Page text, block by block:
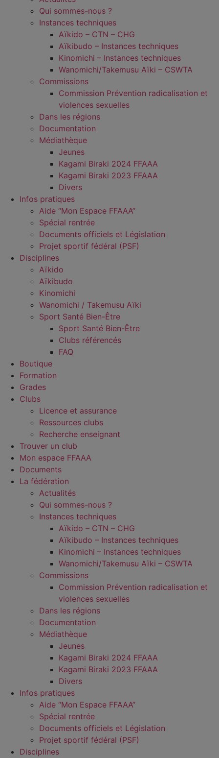
Qui sommes-nous ?
Instances techniques
Aïkido – CTN – CHG
Aïkibudo – Instances techniques
Kinomichi – Instances techniques
Wanomichi/Takemusu Aïki – CSWTA
Commissions
Commission Prévention radicalisation et
violences sexuelles
Dans les régions
Documentation
Médiathèque
Jeunes
Kagami Biraki 2024 FFAAA
Kagami Biraki 2023 FFAAA
Divers
Infos pratiques
Aide “Mon Espace FFAAA”
Spécial rentrée
Documents officiels et Législation
Projet sportif fédéral (PSF)
Disciplines
Aïkido
Aïkibudo
Kinomichi
Wanomichi / Takemusu Aïki
Sport Santé Bien-Être
Sport Santé Bien-Être
Clubs référencés
FAQ
Boutique
Formation
Grades
Clubs
Licence et assurance
Ressources clubs
Recherche enseignant
Trouver un club
Mon espace FFAAA
Documents
La fédération
Actualités
Qui sommes-nous ?
Instances techniques
Aïkido – CTN – CHG
Aïkibudo – Instances techniques
Kinomichi – Instances techniques
Wanomichi/Takemusu Aïki – CSWTA
Commissions
Commission Prévention radicalisation et
violences sexuelles
Dans les régions
Documentation
Médiathèque
Jeunes
Kagami Biraki 2024 FFAAA
Kagami Biraki 2023 FFAAA
Divers
Infos pratiques
Aide “Mon Espace FFAAA”
Spécial rentrée
Documents officiels et Législation
Projet sportif fédéral (PSF)
Disciplines